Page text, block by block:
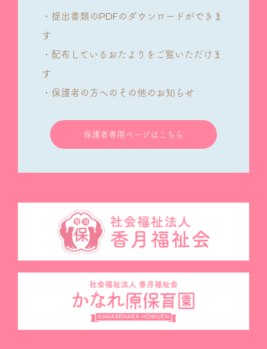
・提出書類のPDFのダウンロードができま
す
・配布しているおたよりをご覧いただけま
す
・保護者の方へのその他のお知らせ
保護者専用ページはこちら